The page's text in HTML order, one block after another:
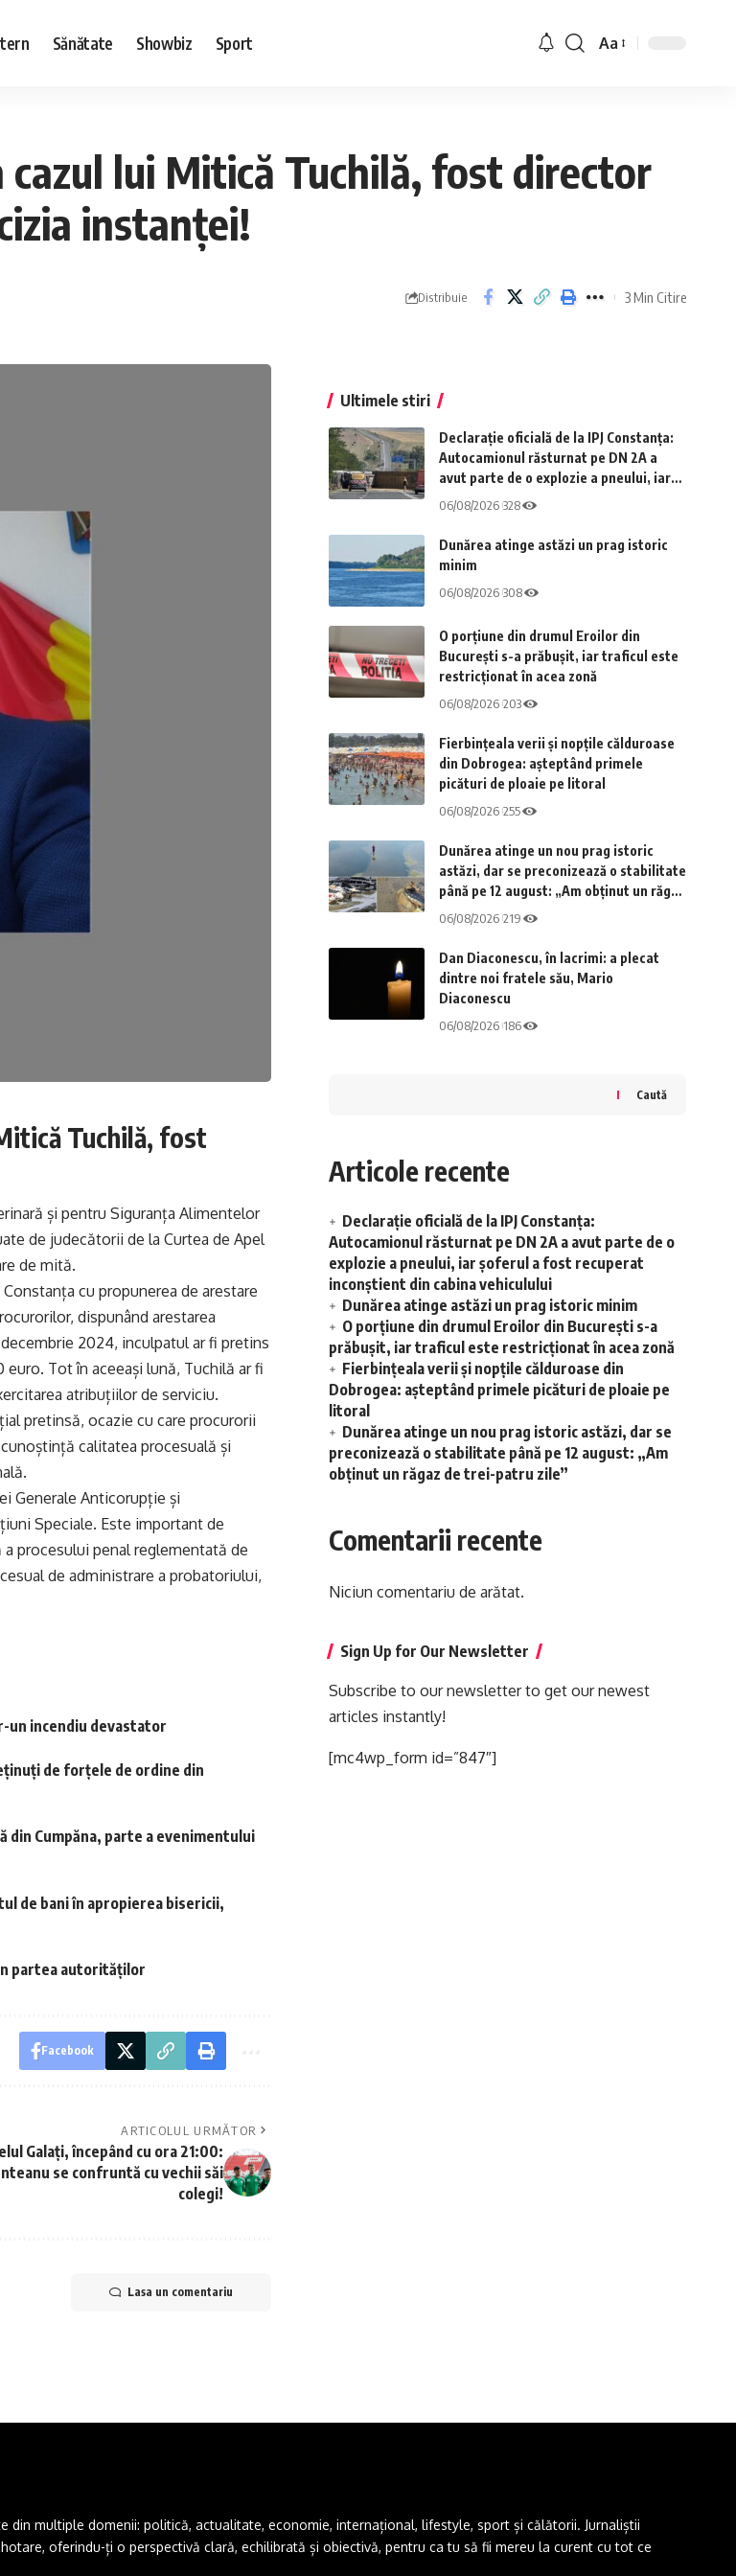
Sănătate Showbiz Sport Aa
lui Mitică Tuchilă, fost director
instanței!
Distribuie 3 Min Citire
Tuchilă, fost
și pentru Siguranța Alimentelor
de judecătorii de la Curtea de Apel
de mită.
cu propunerea de arestare
dispunând arestarea
2024, inculpatul ar fi pretins
Tot în aceeași lună, Tuchilă ar fi
atribuțiilor de serviciu.
pretinsă, ocazie cu care procurorii
calitatea procesuală și
Generale Anticorupție și
Speciale. Este important de
procesului penal reglementată de
de administrare a probatoriului,
un incendiu devastator
de forțele de ordine din
din Cumpăna, parte a evenimentului
de bani în apropierea bisericii,
partea autorităților
Facebook
ARTICOLUL URMĂTOR
Galați, începând cu ora 21:00:
se confruntă cu vechii săi
colegi!
Lasa un comentariu
Ultimele stiri
Declarație oficială de la IPJ Constanța:
Autocamionul răsturnat pe DN 2A a
avut parte de o explozie a pneului, iar
șoferul a fost recuperat inconștient din
06/08/2026 328
Dunărea atinge astăzi un prag istoric
minim
06/08/2026 308
O porțiune din drumul Eroilor din
București s-a prăbușit, iar traficul este
restricționat în acea zonă
06/08/2026 203
Fierbințeala verii și nopțile călduroase
din Dobrogea: așteptând primele
picături de ploaie pe litoral
06/08/2026 255
Dunărea atinge un nou prag istoric
astăzi, dar se preconizează o stabilitate
până pe 12 august: „Am obținut un răgaz
de trei-patru zile”
06/08/2026 219
Dan Diaconescu, în lacrimi: a plecat
dintre noi fratele său, Mario
Diaconescu
06/08/2026 186
Caută
Articole recente
Declarație oficială de la IPJ Constanța:
Autocamionul răsturnat pe DN 2A a avut parte de o
explozie a pneului, iar șoferul a fost recuperat
inconștient din cabina vehiculului
Dunărea atinge astăzi un prag istoric minim
O porțiune din drumul Eroilor din București s-a
prăbușit, iar traficul este restricționat în acea zonă
Fierbințeala verii și nopțile călduroase din
Dobrogea: așteptând primele picături de ploaie pe
litoral
Dunărea atinge un nou prag istoric astăzi, dar se
preconizează o stabilitate până pe 12 august: „Am
obținut un răgaz de trei-patru zile”
Comentarii recente
Niciun comentariu de arătat.
Sign Up for Our Newsletter
Subscribe to our newsletter to get our newest
articles instantly!
[mc4wp_form id=”847″]
multiple domenii: politică, actualitate, economie, internațional, lifestyle, sport și călătorii. Jurnaliștii
oferindu-ți o perspectivă clară, echilibrată și obiectivă, pentru ca tu să fii mereu la curent cu tot ce